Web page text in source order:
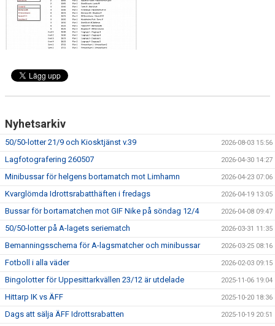
Nyhetsarkiv
50/50-lotter 21/9 och Kiosktjänst v.39 2026-08-03 15:56
Lagfotografering 260507 2026-04-30 14:27
Minibussar för helgens bortamatch mot Limhamn 2026-04-23 07:06
Kvarglömda Idrottsrabatthäften i fredags 2026-04-19 13:05
Bussar för bortamatchen mot GIF Nike på söndag 12/4 2026-04-08 09:47
50/50-lotter på A-lagets seriematch 2026-03-31 11:35
Bemanningsschema för A-lagsmatcher och minibussar 2026-03-25 08:16
Fotboll i alla väder 2026-02-03 09:15
Bingolotter för Uppesittarkvällen 23/12 är utdelade 2025-11-06 19:04
Hittarp IK vs ÄFF 2025-10-20 18:36
Dags att sälja ÄFF Idrottsrabatten 2025-10-19 20:51